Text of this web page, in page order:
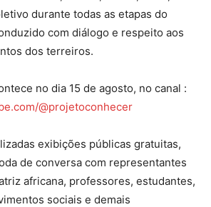
durante todas as etapas do
com diálogo e respeito aos
dos terreiros.
no dia 15 de agosto, no canal :
@projetoconhecer
exibições públicas gratuitas,
de conversa com representantes
africana, professores, estudantes,
sociais e demais